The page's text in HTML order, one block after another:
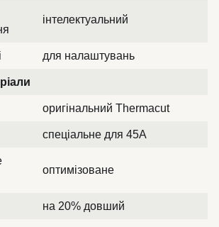
інтелектуальний
для налаштувань
оригінальний Thermacut
спеціальне для 45А
оптимізоване
на 20% довший